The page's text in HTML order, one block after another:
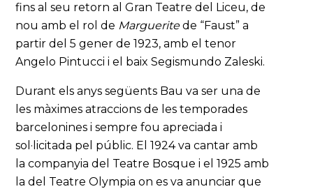
fins al seu retorn al Gran Teatre del Liceu, de
nou amb el rol de Margueritede “Faust” a
partir del 5 gener de 1923, amb el tenor
Angelo Pintucci i el baix Segismundo Zaleski.
Durant els anys següents Bau va ser una de
les màximes atraccions de les temporades
barcelonines i sempre fou apreciada i
sol·licitada pel públic. El 1924 va cantar amb
la companyia del Teatre Bosque i el 1925 amb
la del Teatre Olympia on es va anunciar que